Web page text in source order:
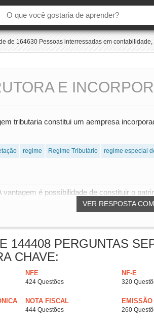
de 164630 Pessoas interressadas em
E
tributaria constitui um aempresa
regime Regime Tributário regime especial
VER RESPOSTA
vantagem é possibilidade de constituir o
144408 PERGUNTAS
CHAVE:
NFE
424 Questões
NF-E
320
NOTA FISCAL
444 Questões
EMISSÃO
260